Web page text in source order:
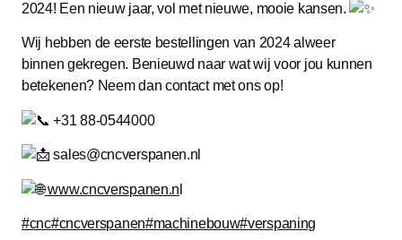
2024! Een nieuw jaar, vol met nieuwe, mooie kansen.
Wij hebben de eerste bestellingen van 2024 alweer
binnen gekregen. Benieuwd naar wat wij voor jou kunnen
betekenen? Neem dan contact met ons op!
+31 88-0544000
sales@cncverspanen.nl
www.cncverspanen.n
#cnc#cncverspanen#machinebouw#verspaning